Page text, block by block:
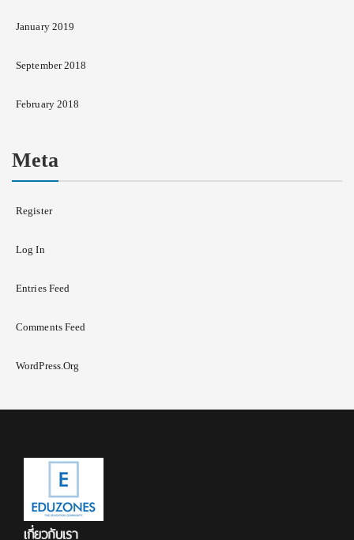
January 2019
September 2018
February 2018
Meta
Register
Log In
Entries Feed
Comments Feed
WordPress.org
เกี่ยวกับเรา